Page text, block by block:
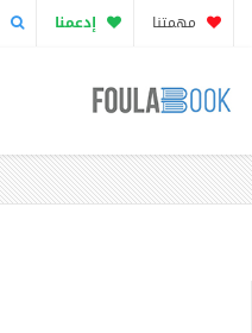
مهمتنا إدعمنا